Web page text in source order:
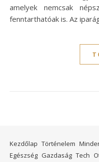
amelyek nemcsak
fenntarthatóak is. Az
Kezdőlap Történelem
Egészség Gazdaság Tech